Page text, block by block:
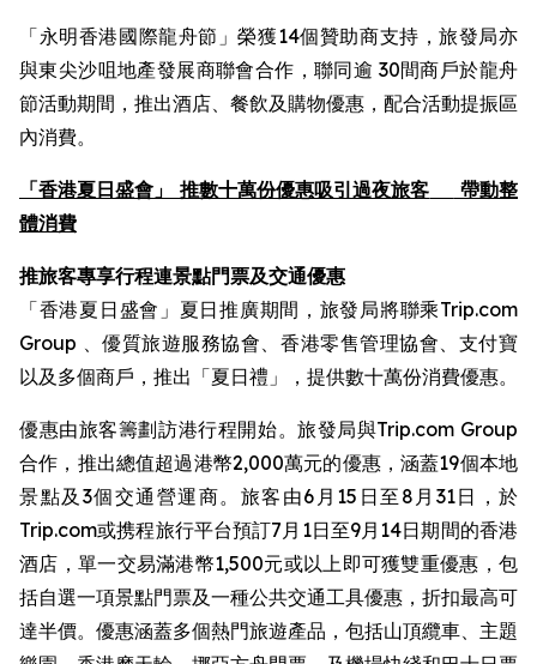
「永明香港國際龍舟節」榮獲14個贊助商支持，旅發局亦
與東尖沙咀地產發展商聯會合作，聯同逾 30間商戶於龍舟
節活動期間，推出酒店、餐飲及購物優惠，配合活動提振區
內消費。
「香港夏日盛會」 推數十萬份優惠吸引過夜旅客
帶動整
體消費
推旅客專享行程連景點門票及交通優惠
「香港夏日盛會」夏日推廣期間，旅發局將聯乘Trip.com
Group 、優質旅遊服務協會、香港零售管理協會、支付寶
以及多個商戶，推出「夏日禮」，提供數十萬份消費優惠。
優惠由旅客籌劃訪港行程開始。旅發局與Trip.com Group
合作，推出總值超過港幣2,000萬元的優惠，涵蓋19個本地
景點及3個交通營運商。旅客由6月15日至8月31日，於
Trip.com或携程旅行平台預訂7月1日至9月14日期間的香港
酒店，單一交易滿港幣1,500元或以上即可獲雙重優惠，包
括自選一項景點門票及一種公共交通工具優惠，折扣最高可
達半價。優惠涵蓋多個熱門旅遊產品，包括山頂纜車、主題